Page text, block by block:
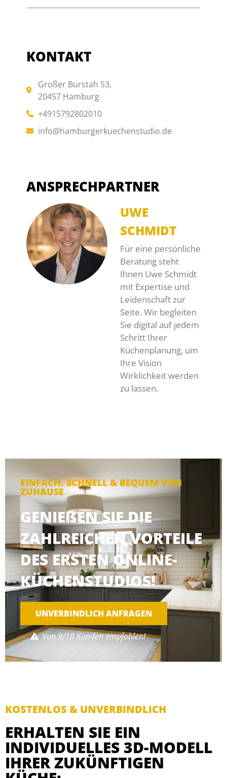
KONTAKT
Großer Burstah 53,
20457 Hamburg
+4915792802010
info@hamburgerkuechenstudio.de
ANSPRECHPARTNER
UWE
SCHMIDT
Für eine persönliche
Beratung steht
Ihnen Uwe Schmidt
mit Expertise und
Leidenschaft zur
Seite. Wir begleiten
Sie digital auf jedem
Schritt Ihrer
Küchenplanung, um
Ihre Vision
Wirklichkeit werden
zu lassen.
EINFACH, SCHNELL & BEQUEM VON
ZUHAUSE
GENIEßEN SIE DIE
ZAHLREICHEN VORTEILE
DES ERSTEN ONLINE-
KÜCHENSTUDIOS!
UNVERBINDLICH ANFRAGEN
Von 9/10 Kunden empfohlen!
KOSTENLOS & UNVERBINDLICH
ERHALTEN SIE EIN
INDIVIDUELLES 3D-MODELL
IHRER ZUKÜNFTIGEN